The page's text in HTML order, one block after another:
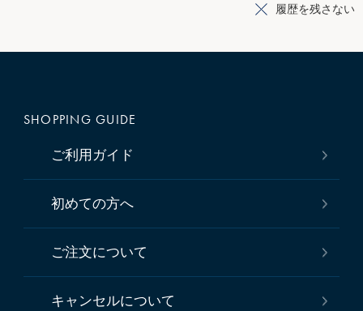
履歴を残さない
SHOPPING GUIDE
ご利用ガイド
初めての方へ
ご注文について
キャンセルについて